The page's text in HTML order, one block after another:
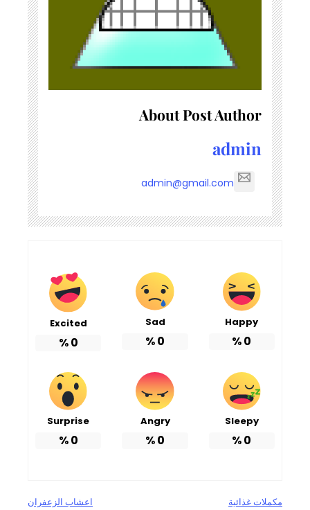
About Post Author
admin
admin@gmail.com
Happy
0
%
Sad
0
%
Excited
0
%
Sleepy
0
%
Angry
0
%
Surprise
0
%
مكملات غذائية اعشاب الزعفران